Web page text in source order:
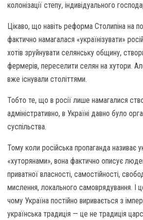
колонізації степу, індивідуального
Цікаво, що навіть реформа Столипіна на
фактично намагалася «українізувати»
хотів зруйнувати селянську общину,
фермерів, переселити селян на хутори.
вже існували століттями.
Тобто те, що в росії лише намагалися
адміністративно, в Україні давно було
суспільства.
Тому коли російська пропаганда називає
«хуторянами», вона фактично описує
приватної власності, самостійності,
мислення, локального самоврядування. І
чому Україна постійно виривається з
українська традиція — це не традиція